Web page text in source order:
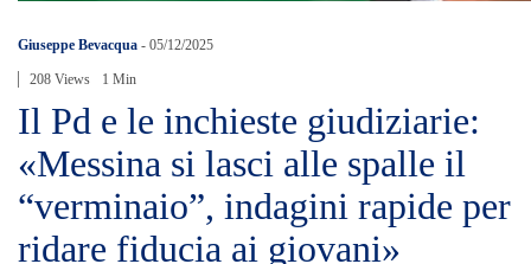
Giuseppe Bevacqua - 05/12/2025
208 Views 1 Min
Il Pd e le inchieste giudiziarie:
«Messina si lasci alle spalle il
“verminaio”, indagini rapide per
ridare fiducia ai giovani»